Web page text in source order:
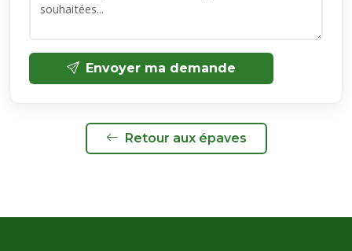
Envoyer ma demande
Retour aux épaves